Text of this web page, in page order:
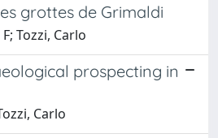
grottes de Grimaldi
Tozzi, Carlo
prospecting in
Carlo